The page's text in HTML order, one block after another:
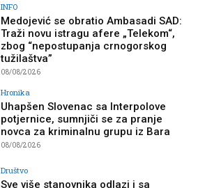
INFO
Medojević se obratio Ambasadi SAD:
Traži novu istragu afere „Telekom“,
zbog “nepostupanja crnogorskog
tužilaštva”
08/08/2026
Hronika
Uhapšen Slovenac sa Interpolove
potjernice, sumnjiči se za pranje
novca za kriminalnu grupu iz Bara
08/08/2026
Društvo
Sve više stanovnika odlazi i sa